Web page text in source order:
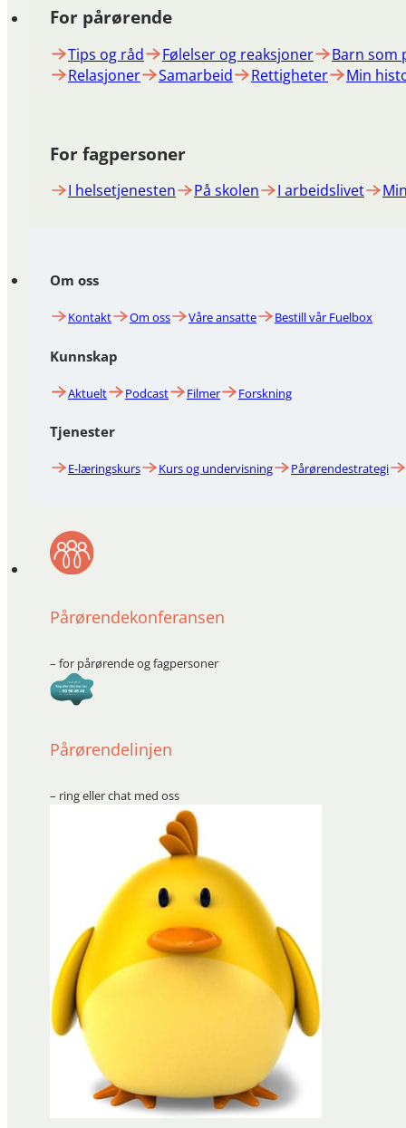
For pårørende
Tips og råd Følelser og reaksjoner
Barn som
Relasjoner
Samarbeid Rettigheter Min
For fagpersoner
I helsetjenesten På skolen I arbeidslivet
Om oss
Kontakt Om oss Våre ansatte Bestill vår Fuelbox
Kunnskap
Aktuelt Podcast Filmer Forskning
Tjenester
E-læringskurs Kurs og undervisning Pårørendestrategi
Pårørendekonferansen
– for pårørende og fagpersoner
Pårørendelinjen
– ring eller chat med oss